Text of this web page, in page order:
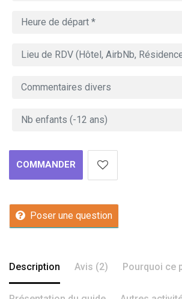
COMMANDER
Poser une question
Description Avis (2) Pourquoi ce